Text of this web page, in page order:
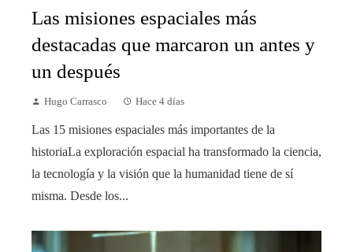
Las misiones espaciales más
destacadas que marcaron un antes y
un después
Hugo Carrasco Hace 4 días
Las 15 misiones espaciales más importantes de la
historiaLa exploración espacial ha transformado la ciencia,
la tecnología y la visión que la humanidad tiene de sí
misma. Desde los...